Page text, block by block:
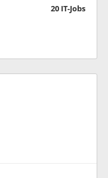
20 IT-Jobs